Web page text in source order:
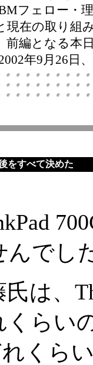
フェロー・
現在の取り組
前編となる本
年9月26日
をすべて決めた
んでし
は、
くらい
くら